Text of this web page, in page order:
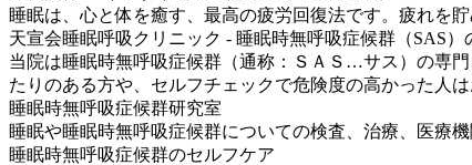
睡眠は、心と体を癒す、最高の疲労回復法です。疲れを
天宣会睡眠呼吸クリニック - 睡眠時無呼吸症候群（SAS）
当院は睡眠時無呼吸症候群（通称：ＳＡＳ…サス）の専
たりのある方や、セルフチェックで危険度の高かった人は
睡眠時無呼吸症候群研究室
睡眠や睡眠時無呼吸症候群についての検査、治療、医療
睡眠時無呼吸症候群のセルフケア